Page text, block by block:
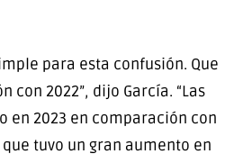
para esta confusión. Que
2022”, dijo García. “Las
en 2023 en comparación con
tuvo un gran aumento en